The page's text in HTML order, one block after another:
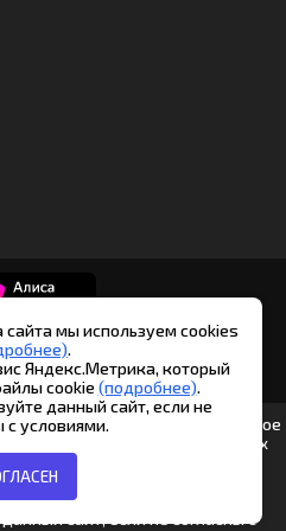
© Шипуново инфо. 2013-2026
мы используем cookies
.
Яндекс.Метрика, который
cookie (подробнее).
данный сайт, если не
с условиями.
сайте вы подтверждаете свое
на обработку персональных
с Условиями.
Яндекс.Метрика
данных
сайт, если не согласны с